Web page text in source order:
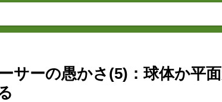
サーの愚かさ(5)：球体か平